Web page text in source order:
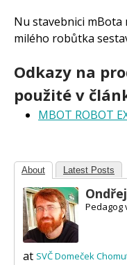
Nu stavebnici
milého robůtka
Odkazy na
použité v
MBOT ROBOT
About Latest Posts
Pedagog
at SVČ Domeček